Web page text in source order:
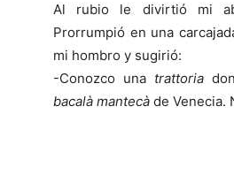
Al rubio le divirtió mi
Prorrumpió en una
mi hombro y sugirió:
-Conozco una trattoria
bacalà mantecà de Venecia.